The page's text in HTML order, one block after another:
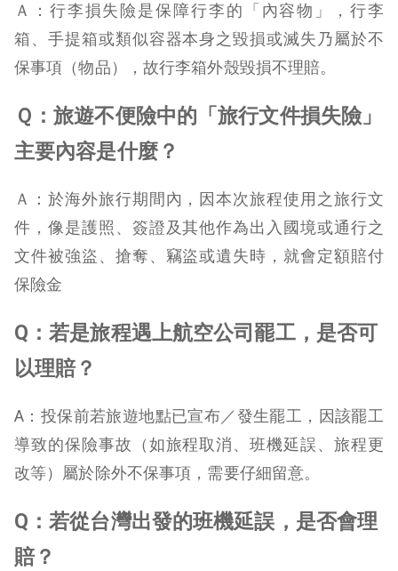
Ａ：行李損失險是保障行李的「內容物」，行李
箱、手提箱或類似容器本身之毀損或滅失乃屬於不
保事項（物品），故行李箱外殼毀損不理賠。
Ｑ：旅遊不便險中的「旅行文件損失險」
主要內容是什麼？
Ａ：於海外旅行期間內，因本次旅程使用之旅行文
件，像是護照、簽證及其他作為出入國境或通行之
文件被強盜、搶奪、竊盜或遺失時，就會定額賠付
保險金
Q：若是旅程遇上航空公司罷工，是否可
以理賠？
A：投保前若旅遊地點已宣布／發生罷工，因該罷工
導致的保險事故（如旅程取消、班機延誤、旅程更
改等）屬於除外不保事項，需要仔細留意。
Q：若從台灣出發的班機延誤，是否會理
賠？